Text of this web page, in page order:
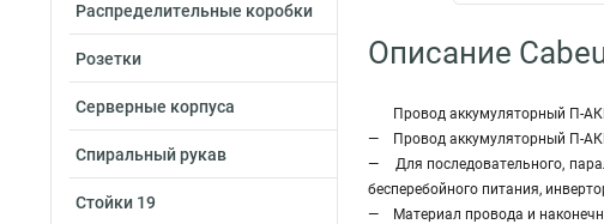
Распределительные коробки
Розетки
Серверные корпуса
Спиральный рукав
Стойки 19
Описание
Провод аккумуляторный П-
— Провод аккумуляторный П-
— Для последовательного,
бесперебойного питания,
— Материал провода и